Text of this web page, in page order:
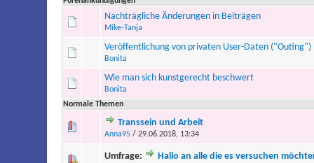
Nachträgliche Änderungen in Beiträgen
Mike-Tanja
Veröffentlichung von privaten User-Daten ("Outing")
Bonita
Wie man sich kunstgerecht beschwert
Bonita
Normale Themen
Transsein und Arbeit
Anna95/ 29.06.2018, 13:34
Umfrage: Hallo an alle die es versuchen